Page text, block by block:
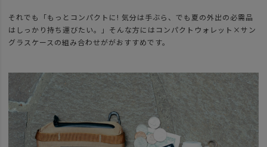
それでも「もっとコンパクトに! 気分は手ぶら、でも夏の外出の必需品
はしっかり持ち運びたい。」そんな方にはコンパクトウォレット×サン
グラスケースの組み合わせががおすすめです。